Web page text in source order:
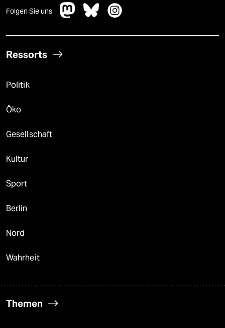
Folgen Sie uns
Ressorts
Politik
Öko
Gesellschaft
Kultur
Sport
Berlin
Nord
Wahrheit
Themen